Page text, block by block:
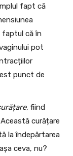
fapt că
faptul că în
pot
punct de
, fiind
curățare
la îndepărtarea
ceva, nu?